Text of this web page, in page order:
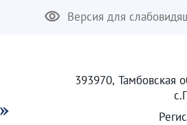
Версия для
393970, Тамбовская